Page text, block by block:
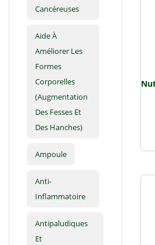
Cancéreuses
Aide À
Améliorer Les
Formes
Corporelles
(augmentation
Des Fesses Et
Des Hanches)
Ampoule
Anti-
Inflammatoire
Antipaludiques
Et